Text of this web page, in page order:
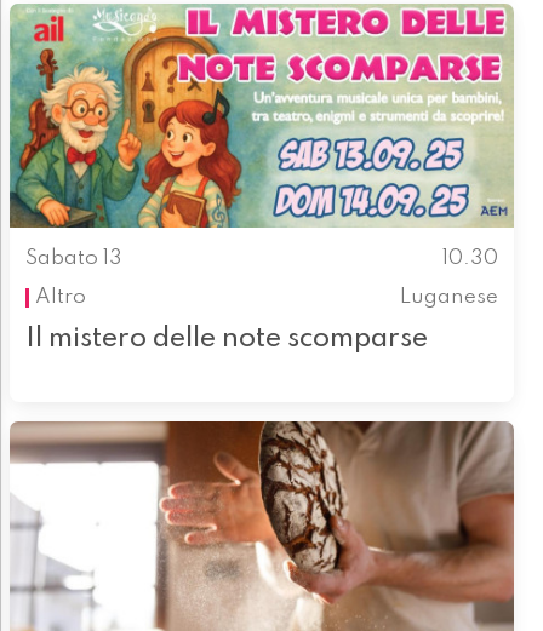
Sabato 13
10.30
Altro
Luganese
Il mistero delle note scomparse